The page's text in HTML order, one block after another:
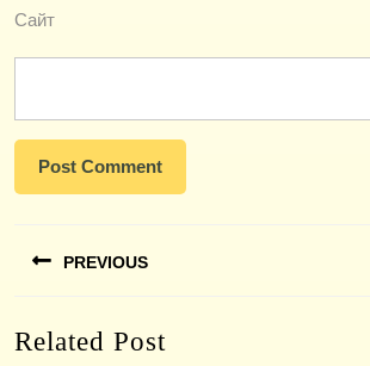
Сайт
по
PREVIOUS
post:
Related Post